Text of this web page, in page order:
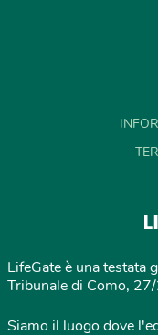
LifeGate è una testata
Tribunale di Como,
Siamo il luogo dove